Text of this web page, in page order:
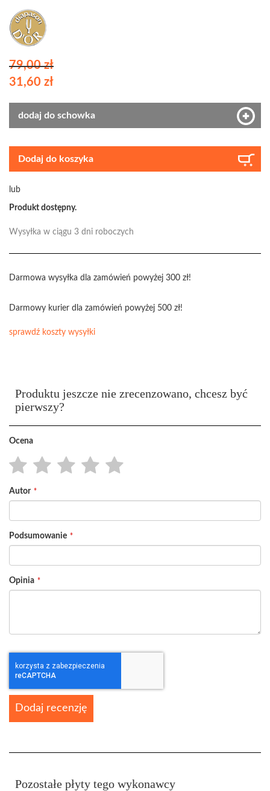
79,00 zł
31,60 zł
dodaj do schowka
Dodaj do koszyka
lub
Produkt dostępny.
Wysyłka w ciągu 3 dni roboczych
Darmowa wysyłka dla zamówień powyżej 300 zł!
Darmowy kurier dla zamówień powyżej 500 zł!
sprawdź koszty wysyłki
Produktu jeszcze nie zrecenzowano, chcesz być
pierwszy?
Ocena
star
stars
stars
stars
stars
Autor
Podsumowanie
Opinia
Dodaj recenzję
Pozostałe płyty tego wykonawcy